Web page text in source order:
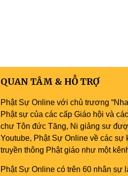
QUAN TÂM & HỖ TRỢ
Phật Sự Online với chủ trương
Phật sự của các cấp Giáo hội và
chư Tôn đức Tăng, Ni giảng sư
Youtube, Phật Sự Online về các
truyền thông Phật giáo như một
Phật Sự Online có trên 60 nhân sự